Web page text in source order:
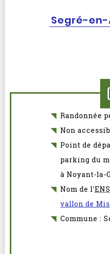
Randonnée
Non
Point de
parking du
à Noyant-la-
Nom de l'ENS
vallon de
Commune :
Segré-